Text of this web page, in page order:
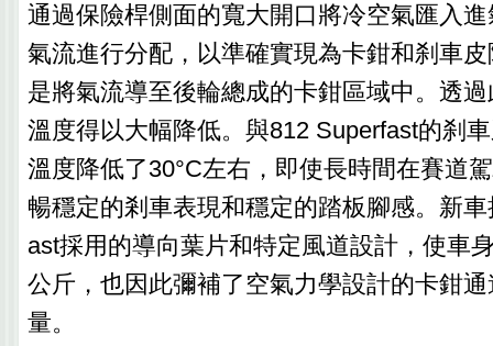
通過保險桿側面的寬大開口將冷空氣匯入
氣流進行分配，以準確實現為卡鉗和刹車
是將氣流導至後輪總成的卡鉗區域中。透
溫度得以大幅降低。與812 Superfast的刹
溫度降低了30°C左右，即使長時間在賽道
暢穩定的剎車表現和穩定的踏板腳感。新
ast採用的導向葉片和特定風道設計，使車
公斤，也因此彌補了空氣力學設計的卡鉗
量。